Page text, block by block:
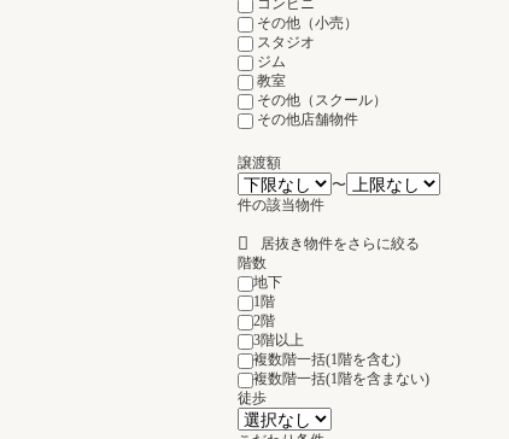
コンビニ
その他（小売）
スタジオ
ジム
教室
その他（スクール）
その他店舗物件
譲渡額
〜
件の該当物件
居抜き物件をさらに絞る
階数
地下
1階
2階
3階以上
複数階一括(1階を含む)
複数階一括(1階を含まない)
徒歩